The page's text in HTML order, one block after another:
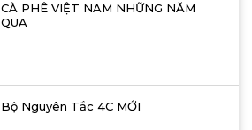
CÀ PHÊ VIỆT NAM NHỮNG NĂM
QUA
Bộ Nguyên Tắc 4C MỚI